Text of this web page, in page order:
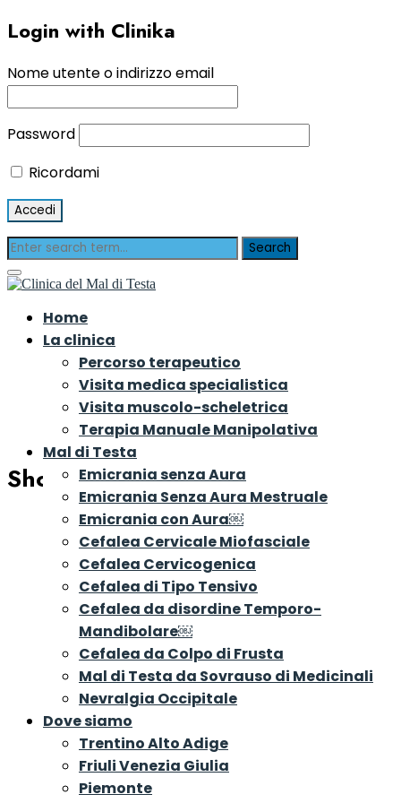
Login with Clinika
Nome utente o indirizzo email
Password
Ricordami
Home
La clinica
Percorso terapeutico
Visita medica specialistica
Visita muscolo-scheletrica
Terapia Manuale Manipolativa
Mal di Testa
Emicrania senza Aura
Emicrania Senza Aura Mestruale
Emicrania con Aura￼
Cefalea Cervicale Miofasciale
Cefalea Cervicogenica
Cefalea di Tipo Tensivo
Cefalea da disordine Temporo-
Mandibolare￼
Cefalea da Colpo di Frusta
Mal di Testa da Sovrauso di Medicinali
Nevralgia Occipitale
Dove siamo
Trentino Alto Adige
Friuli Venezia Giulia
Piemonte
Shop